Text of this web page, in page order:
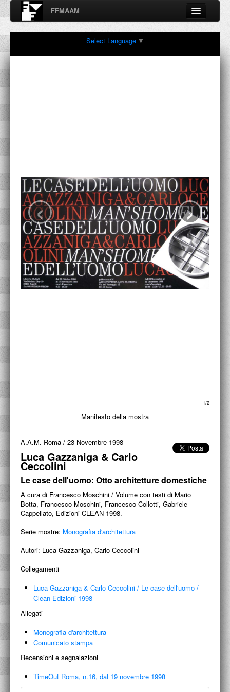
FFMAAM
Fondo Francesco Moschini
A.A.M. Architettura Arte Moderna
Percorsi, nodi, sconfinamenti e contaminazioni tra Arte,
CONFERENZE
VIDEO
COLLEZIONE
ACCADEMIA NAZIONALE DI SAN LUCA
I.E.D. / ROMA
POLITECNICO DI BARI
PROGETTI D'OPERA
PROGETTI CULTURALI
PROGETTO T.E.S.I.
Select Language ▼
1/2
Manifesto della mostra
‹ ›
A.A.M. Roma / 23 Novembre 1998
Luca Gazzaniga & Carlo
Ceccolini
Le case dell'uomo: Otto architetture domestiche
A cura di Francesco Moschini / Volume con testi di Mario
Botta, Francesco Moschini, Francesco Collotti, Gabriele
Cappellato, Edizioni CLEAN 1998.
Serie mostre: Monografia d'architettura
Autori: Luca Gazzaniga, Carlo Ceccolini
Collegamenti
Luca Gazzaniga & Carlo Ceccolini / Le case dell'uomo /
Clean Edizioni 1998
Allegati
Monografia d'architettura
Comunicato stampa
Recensioni e segnalazioni
TimeOut Roma, n.16, dal 19 novembre 1998